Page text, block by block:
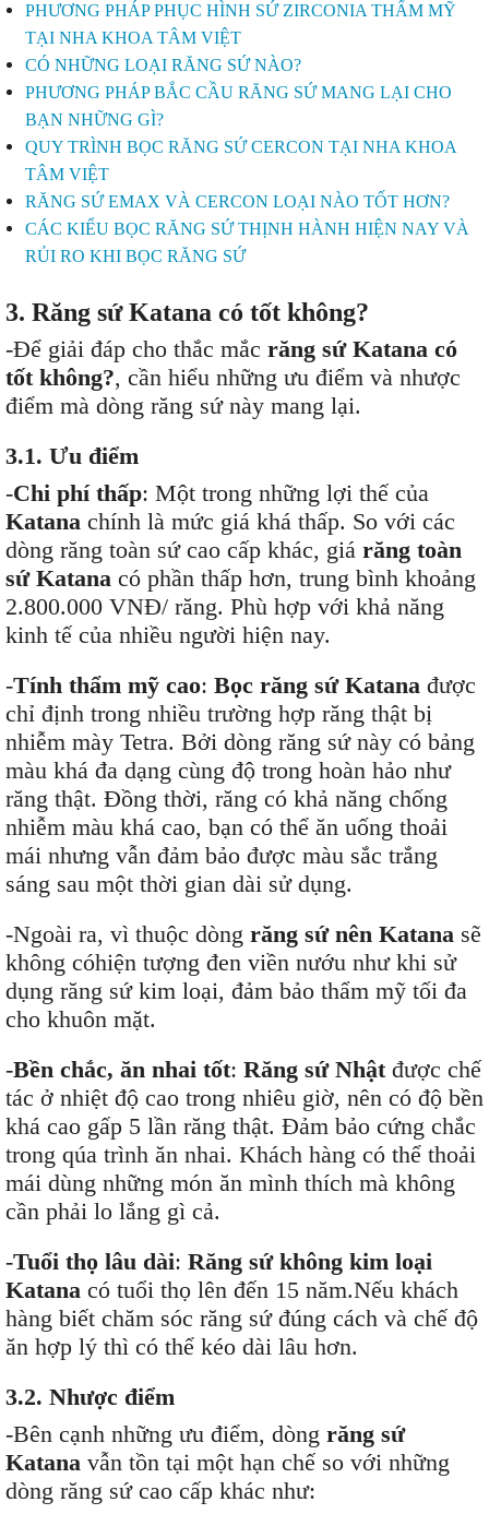
PHƯƠNG PHÁP PHỤC HÌNH SỨ ZIRCONIA THẨM MỸ
TẠI NHA KHOA TÂM VIỆT
CÓ NHỮNG LOẠI RĂNG SỨ NÀO?
PHƯƠNG PHÁP BẮC CẦU RĂNG SỨ MANG LẠI CHO
BẠN NHỮNG GÌ?
QUY TRÌNH BỌC RĂNG SỨ CERCON TẠI NHA KHOA
TÂM VIỆT
RĂNG SỨ EMAX VÀ CERCON LOẠI NÀO TỐT HƠN?
CÁC KIỂU BỌC RĂNG SỨ THỊNH HÀNH HIỆN NAY VÀ
RỦI RO KHI BỌC RĂNG SỨ
3. Răng sứ Katana có tốt không?
-Để giải đáp cho thắc mắc răng sứ Katana có
tốt không?, cần hiểu những ưu điểm và nhược
điểm mà dòng răng sứ này mang lại.
3.1. Ưu điểm
-Chi phí thấp: Một trong những lợi thế của
Katana chính là mức giá khá thấp. So với các
dòng răng toàn sứ cao cấp khác, giá răng toàn
sứ Katana có phần thấp hơn, trung bình khoảng
2.800.000 VNĐ/ răng. Phù hợp với khả năng
kinh tế của nhiều người hiện nay.
-Tính thẩm mỹ cao: Bọc răng sứ Katana được
chỉ định trong nhiều trường hợp răng thật bị
nhiễm mày Tetra. Bởi dòng răng sứ này có bảng
màu khá đa dạng cùng độ trong hoàn hảo như
răng thật. Đồng thời, răng có khả năng chống
nhiễm màu khá cao, bạn có thể ăn uống thoải
mái nhưng vẫn đảm bảo được màu sắc trắng
sáng sau một thời gian dài sử dụng.
-Ngoài ra, vì thuộc dòng răng sứ nên Katana sẽ
không cóhiện tượng đen viền nướu như khi sử
dụng răng sứ kim loại, đảm bảo thẩm mỹ tối đa
cho khuôn mặt.
-Bền chắc, ăn nhai tốt: Răng sứ Nhậtđược chế
tác ở nhiệt độ cao trong nhiêu giờ, nên có độ bền
khá cao gấp 5 lần răng thật. Đảm bảo cứng chắc
trong qúa trình ăn nhai. Khách hàng có thể thoải
mái dùng những món ăn mình thích mà không
cần phải lo lắng gì cả.
-Tuổi thọ lâu dài: Răng sứ không kim loại
Katana có tuổi thọ lên đến 15 năm.Nếu khách
hàng biết chăm sóc răng sứ đúng cách và chế độ
ăn hợp lý thì có thể kéo dài lâu hơn.
3.2. Nhược điểm
-Bên cạnh những ưu điểm, dòng răng sứ
Katana vẫn tồn tại một hạn chế so với những
dòng răng sứ cao cấp khác như: